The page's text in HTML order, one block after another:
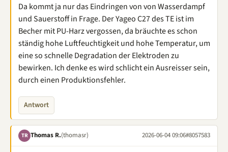
Da kommt ja nur das Eindringen von von Wasserdampf
und Sauerstoff in Frage. Der Yageo C27 des TE ist im
Becher mit PU-Harz vergossen, da bräuchte es schon
ständig hohe Luftfeuchtigkeit und hohe Temperatur, um
eine so schnelle Degradation der Elektroden zu
bewirken. Ich denke es wird schlicht ein Ausreisser sein,
durch einen Produktionsfehler.
Antwort
TR Thomas R.(thomasr) 2026-06-04 09:06#8057583